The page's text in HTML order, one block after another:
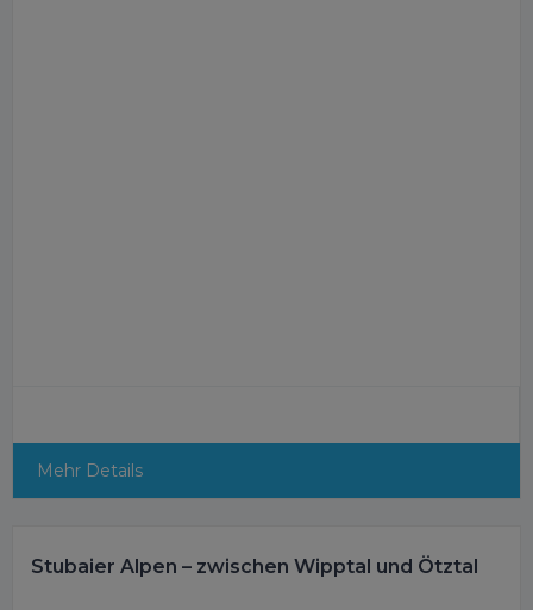
Mehr Details
Stubaier Alpen – zwischen Wipptal und Ötztal